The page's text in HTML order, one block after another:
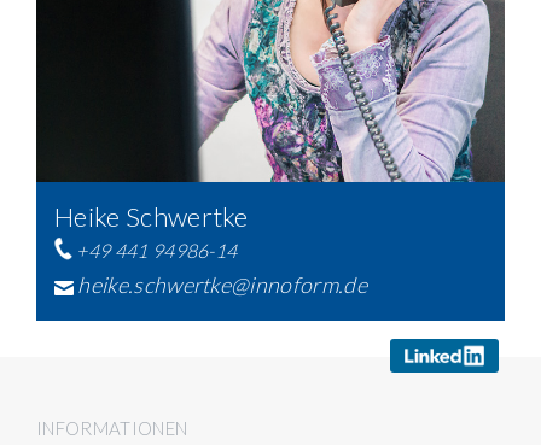
Heike Schwertke
+49 441 94986-14
heike.schwertke@innoform.de
INFORMATIONEN